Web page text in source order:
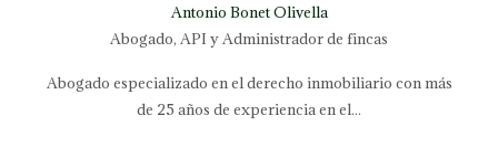
Antonio Bonet Olivella
Abogado, API y Administrador de fincas
Abogado especializado en el derecho inmobiliario con más
de 25 años de experiencia en el...